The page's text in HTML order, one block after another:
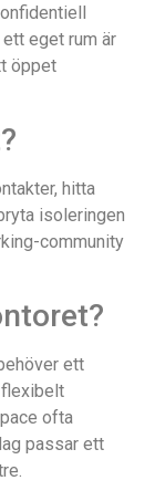
eget rum är
öppet
hitta
isoleringen
community
ett
flexibelt
ofta
passar ett